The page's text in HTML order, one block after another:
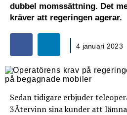
dubbel momssättning. Det
kräver att regeringen agerar.
4 januari 2023
Sedan tidigare erbjuder
3Återvinn sina kunder att